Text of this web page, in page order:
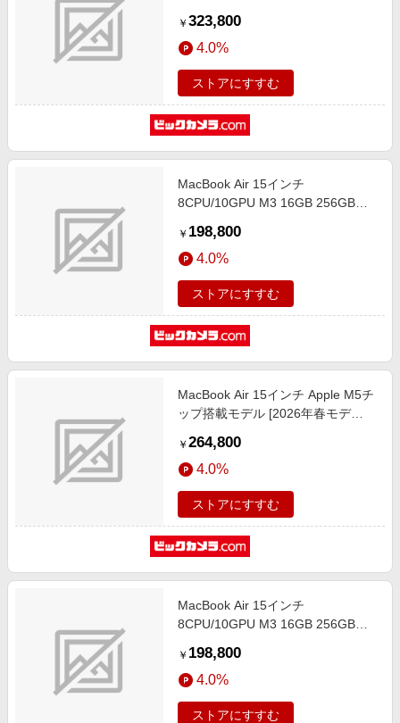
CPUと16コアGPU ]シルバー
MK1F3J/A
￥ 323,800
4.0%
ストアにすすむ
MacBook Air 15インチ
8CPU/10GPU M3 16GB 256GB
￥ 198,800
4.0%
ストアにすすむ
MacBook Air 15インチ Apple M5チ
ップ搭載モデル [2026年春モデ
CPUと10コアGPU] スターライト
MDVD4J/A
￥ 264,800
4.0%
ストアにすすむ
MacBook Air 15インチ
8CPU/10GPU M3 16GB 256GB
￥ 198,800
4.0%
ストアにすすむ